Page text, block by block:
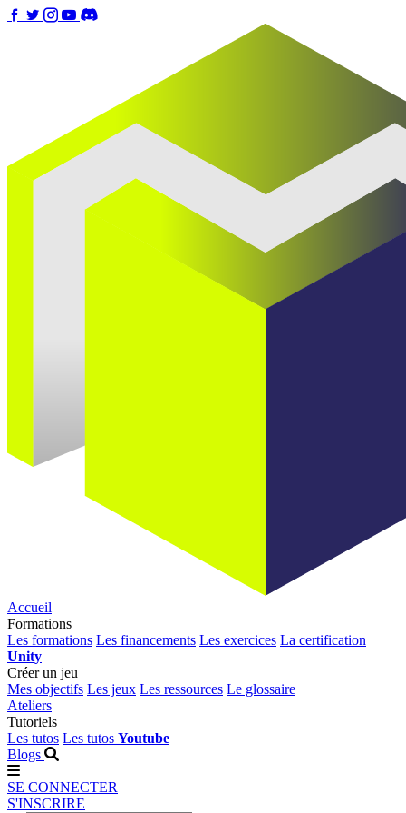
Accueil
Formations
Les formations Les financements Les exercices La certification
Unity
Créer un jeu
Mes objectifs Les jeux Les ressources Le glossaire
Ateliers
Tutoriels
Les tutos Les tutos Youtube
Blogs
SE CONNECTER
S'INSCRIRE